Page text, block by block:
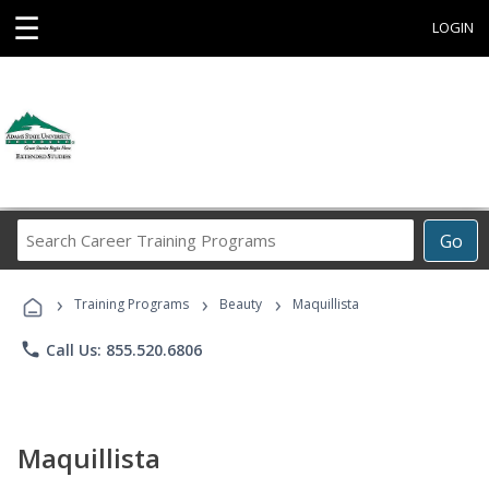
☰ LOGIN
Go
Career
Programs
› Training Programs › Beauty › Maquillista
phone Call Us: 855.520.6806
Maquillista